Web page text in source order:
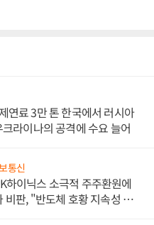
연료 3만 톤 한국에서 러시아
라이나의 공격에 수요 늘어
통신
하이닉스 소극적 주주환원에
비판, "반도체 호황 지속성 의